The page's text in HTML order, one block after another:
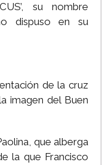
su nombre
dispuso en su
de la cruz
imagen del Buen
que alberga
la que Francisco